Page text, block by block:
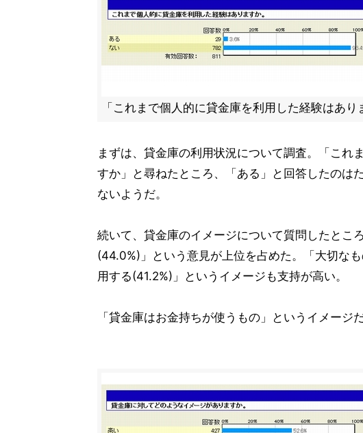
「これまで個人的に貸金庫を利用した経験はあり
まずは、貸金庫の利用状況について調査。「これ
すか」と尋ねたところ、「ある」と回答したのは
ないようだ。
続いて、貸金庫のイメージについて質問したとこ
(44.0%)」という意見が上位を占めた。「大切な
用する(41.2%)」というイメージも支持が高い。
「貸金庫はお金持ちが使うもの」というイメージ